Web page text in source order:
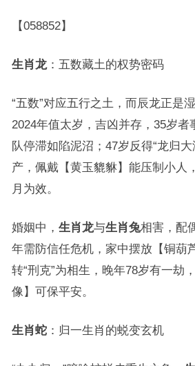
【058852】
生肖龙：五数藏土的权势密码
“五数”对应五行之土，而辰龙正是湿
2024年值太岁，吉凶并存，35岁者
队停滞如陷泥沼；47岁反得“龙归
产，佩戴【黄玉貔貅】能压制小人
月为效。
婚姻中， 生肖龙与生肖兔相害，配
年需防信任危机，家中摆放【铜葫
转“刑克”为相生，晚年78岁有一劫
像】可保平安。
生肖蛇：归一生肖的蜕变玄机